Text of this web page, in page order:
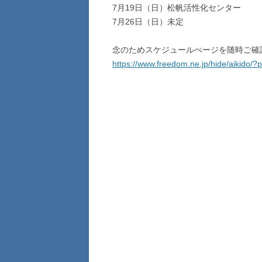
7月19日（日）松帆活性化センター
7月26日（日）未定
念のためスケジュールぺージを随時ご確
https://www.freedom.ne.jp/hide/aikido/